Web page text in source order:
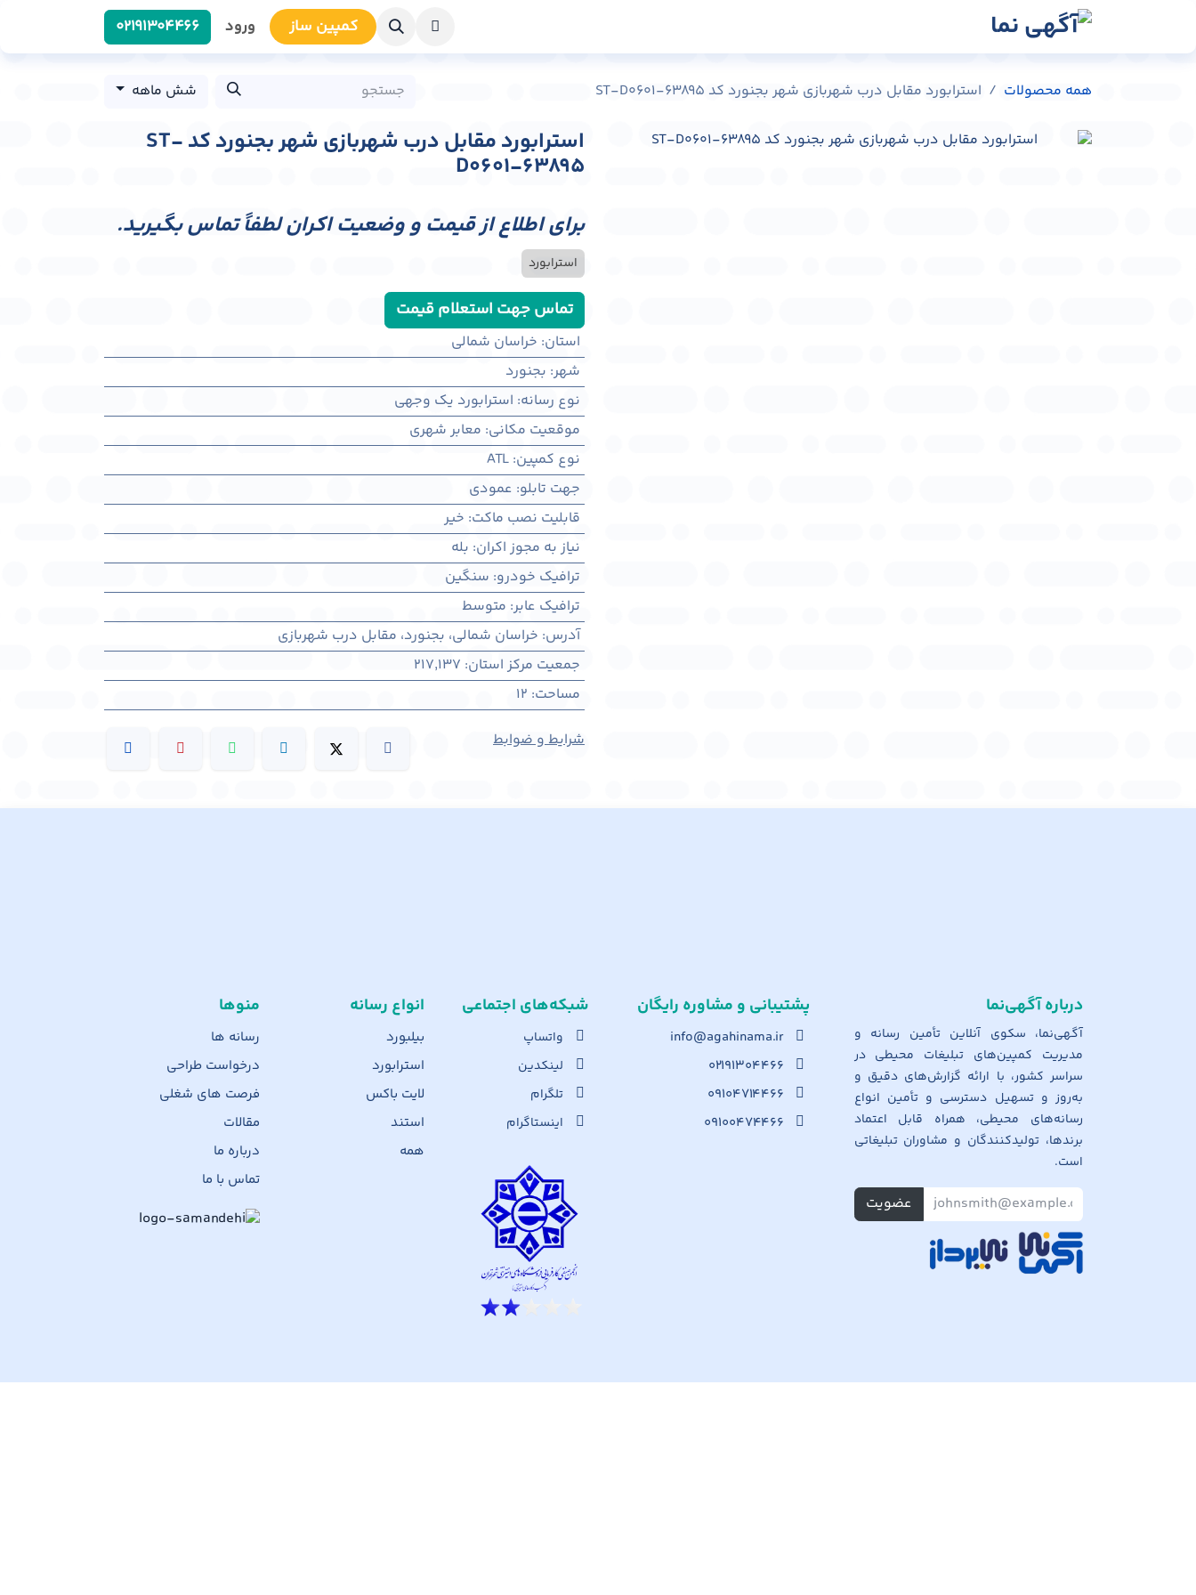
کمپین سا​​ز ورود 0219​1304466
همه محصولات استرابورد مقابل درب شهربازی شهر بجنورد کد ST-D0601-63895 شش ماهه
استرابورد مقابل درب شهربازی شهر بجنورد کد ST-
D0601-63895
برای اطلاع از قیمت و وضعیت اکران لطفاً تماس بگیرید.
استرابورد
تماس جهت استعلام قیمت
استان: خراسان شمالی
شهر: بجنورد
نوع رسانه: استرابورد یک وجهی
موقعیت مکانی: معابر شهری
نوع کمپین:
ATL
جهت تابلو: عمودی
قابلیت نصب ماکت: خیر
نیاز به مجوز اکران: بله
ترافیک خودرو: سنگین
ترافیک عابر: متوسط
آدرس: خراسان شمالی، بجنورد، مقابل درب شهربازی
جمعیت مرکز استان:
217,137
مساحت:
12
شرایط و ضوابط
منوها
رسانه ها
درخواست طراحی
فرصت های شغلی
مقالات
درباره ما
تماس با ما
انواع رسانه
بیلبورد
استرابورد
لایت باکس
استند
همه
شبکه‌های اجت​ماعی
واتساپ
لینکدین
تلگرام
اینستاگرام
پشتیبانی و مشاوره رایگان
info@agahinama.ir
۰۲۱۹۱۳۰۴۴۶۶
۰۹۱۰۴۷۱۴۴۶۶
۰۹۱۰۰۴۷۴۴۶۶
درباره آگهی‌نما
آگهی‌نما، سکوی آنلاین تأمین رسانه و
مدیریت کمپین‌های تبلیغات محیطی در
سراسر کشور، با ارائه گزارش‌های دقیق و
به‌روز و تسهیل دسترسی و تأمین انواع
رسانه‌های محیطی، همراه قابل اعتماد
برندها، تولیدکنندگان و مشاوران تبلیغاتی
است.
عضویت